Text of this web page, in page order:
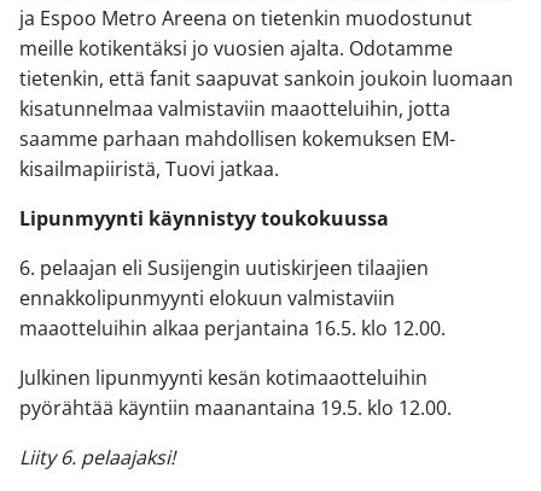
ja Espoo Metro Areena on tietenkin muodostunut
meille kotikentäksi jo vuosien ajalta. Odotamme
tietenkin, että fanit saapuvat sankoin joukoin luomaan
kisatunnelmaa valmistaviin maaotteluihin, jotta
saamme parhaan mahdollisen kokemuksen EM-
kisailmapiiristä, Tuovi jatkaa.
Lipunmyynti käynnistyy toukokuussa
6. pelaajan eli Susijengin uutiskirjeen tilaajien
ennakkolipunmyynti elokuun valmistaviin
maaotteluihin alkaa perjantaina 16.5. klo 12.00.
Julkinen lipunmyynti kesän kotimaaotteluihin
pyörähtää käyntiin maanantaina 19.5. klo 12.00.
Liity 6. pelaajaksi!